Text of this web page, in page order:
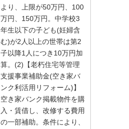
より、上限が50万円、100
万円、150万円。中学校3
年生以下の子ども(妊婦含
む)が2人以上の世帯は第2
子以降1人につき10万円加
算。(2)【老朽住宅等管理
支援事業補助金(空き家バ
ンク利活用リフォーム)】
空き家バンク掲載物件を購
入・賃借し、改修する費用
の一部補助。条件により、